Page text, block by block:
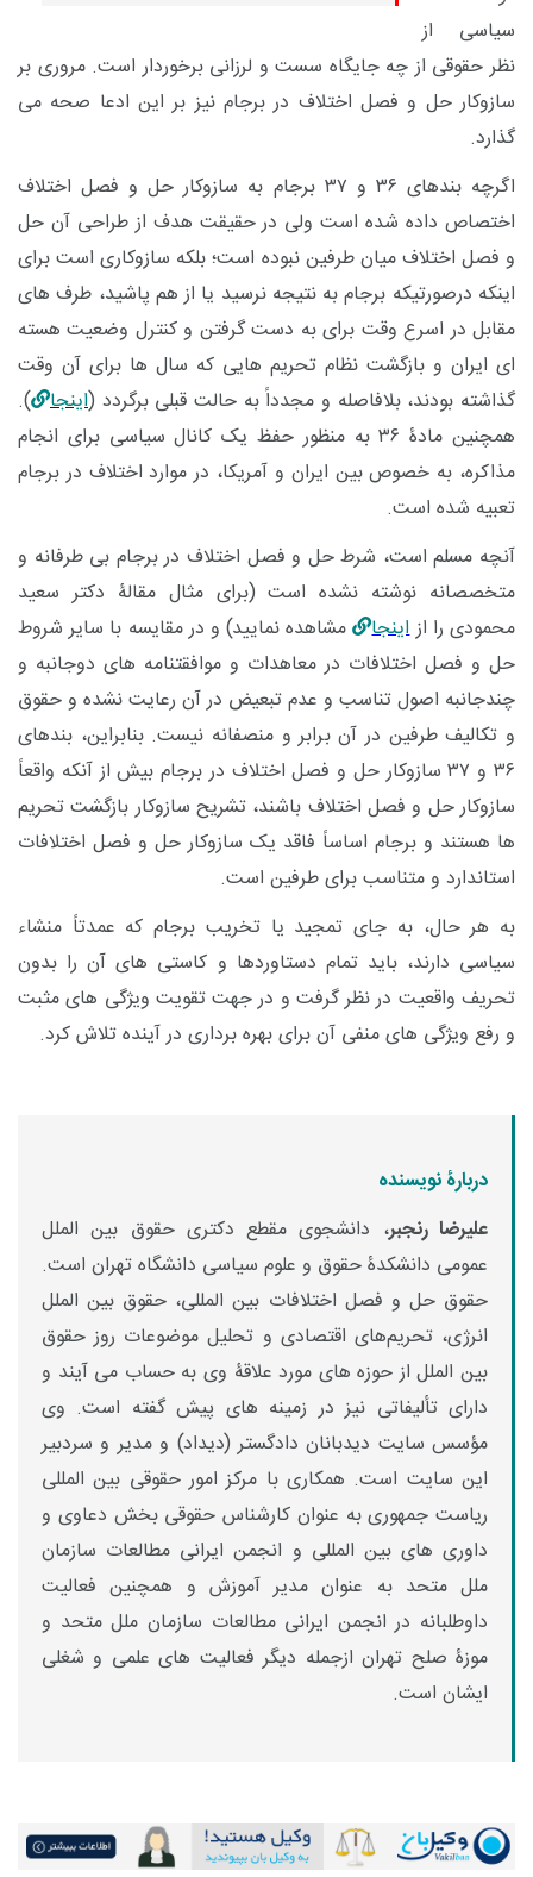
سیاسی از
نظر حقوقی از چه جایگاه سست و لرزانی برخوردار است. مروری بر
سازوکار حل و فصل اختلاف در برجام نیز بر این ادعا صحه می
گذارد.
اگرچه بندهای ۳۶ و ۳۷ برجام به سازوکار حل و فصل اختلاف
اختصاص داده شده است ولی در حقیقت هدف از طراحی آن حل
و فصل اختلاف میان طرفین نبوده است؛ بلکه سازوکاری است برای
اینکه درصورتیکه برجام به نتیجه نرسید یا از هم پاشید، طرف های
مقابل در اسرع وقت برای به دست گرفتن و کنترل وضعیت هسته
ای ایران و بازگشت نظام تحریم هایی که سال ها برای آن وقت
گذاشته بودند، بلافاصله و مجدداً به حالت قبلی برگردد (اینجا ).
همچنین مادۀ ۳۶ به منظور حفظ یک کانال سیاسی برای انجام
مذاکره، به خصوص بین ایران و آمریکا، در موارد اختلاف در برجام
تعبیه شده است.
آنچه مسلم است، شرط حل و فصل اختلاف در برجام بی طرفانه و
متخصصانه نوشته نشده است (برای مثال مقالۀ دکتر سعید
محمودی را ازاینجا مشاهده نمایید)و در مقایسه با سایر شروط
حل و فصل اختلافات در معاهدات و موافقتنامه های دوجانبه و
چندجانبه اصول تناسب و عدم تبعیض در آن رعایت نشده و حقوق
و تکالیف طرفین در آن برابر و منصفانه نیست. بنابراین، بندهای
۳۶ و ۳۷ سازوکار حل و فصل اختلاف در برجام بیش از آنکه واقعاً
سازوکار حل و فصل اختلاف باشند، تشریح سازوکار بازگشت تحریم
ها هستند و برجام اساساً فاقد یک سازوکار حل و فصل اختلافات
استاندارد و متناسب برای طرفین است.
به هر حال، به جای تمجید یا تخریب برجام که عمدتاً منشاء
سیاسی دارند، باید تمام دستاوردها و کاستی های آن را بدون
تحریف واقعیت در نظر گرفت و در جهت تقویت ویژگی های مثبت
و رفع ویژگی های منفی آن برای بهره برداری در آینده تلاش کرد.
دربارۀ نویسنده
علیرضا رنجبر، دانشجوی مقطع دکتری حقوق بین الملل
عمومی دانشکدۀ حقوق و علوم سیاسی دانشگاه تهران است.
حقوق حل و فصل اختلافات بین المللی، حقوق بین الملل
انرژی، تحریم‌های اقتصادی و تحلیل موضوعات روز حقوق
بین الملل از حوزه های مورد علاقۀ وی به حساب می آیند و
دارای تألیفاتی نیز در زمینه های پیش گفته است. وی
مؤسس سایت دیدبانان دادگستر (دیداد) و مدیر و سردبیر
این سایت است. همکاری با مرکز امور حقوقی بین المللی
ریاست جمهوری به عنوان کارشناس حقوقی بخش دعاوی و
داوری های بین المللی و انجمن ایرانی مطالعات سازمان
ملل متحد به عنوان مدیر آموزش و همچنین فعالیت
داوطلبانه در انجمن ایرانی مطالعات سازمان ملل متحد و
موزۀ صلح تهران ازجمله دیگر فعالیت های علمی و شغلی
ایشان است.